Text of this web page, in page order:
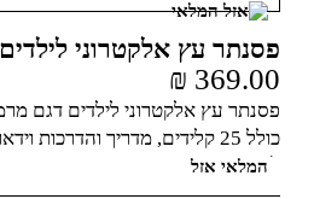
פסנתר עץ אלקטרוני לילדים
₪ 369.00
פסנתר עץ אלקטרוני לילדים דגם
כולל 25 קלידים, מדריך והדרכות
לפסנתרנים הצעירים.
המלאי אזל